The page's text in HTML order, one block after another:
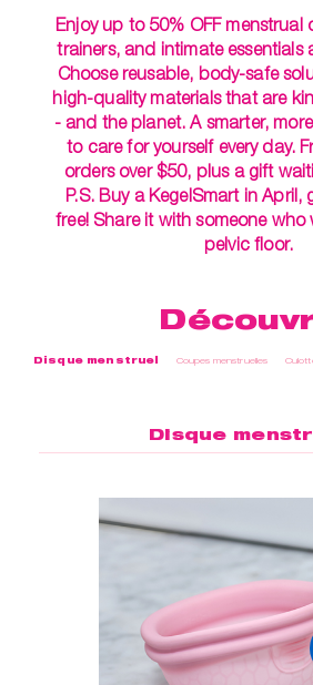
Enjoy up to 50% OFF menstrual
trainers, and intimate essentials
Choose reusable, body-safe
high-quality materials that are
- and the planet. A smarter,
to care for yourself every day.
orders over $50, plus a gift
P.S. Buy a KegelSmart in April,
free! Share it with someone who
pelvic floor.
Disque menstruel Coupes menstruelles
Disque